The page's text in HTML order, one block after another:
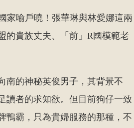
家喻戶曉！張華琳與林愛娜這兩
的貴族丈夫、「前」R國模範老
南的神秘英俊男子，其背景不
讀者的求知欲。但目前狗仔一致
鴨霸，只為貴婦服務的那種，不